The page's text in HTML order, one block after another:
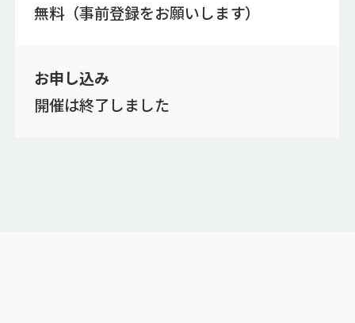
無料（事前登録をお願いします）
お申し込み
開催は終了しました